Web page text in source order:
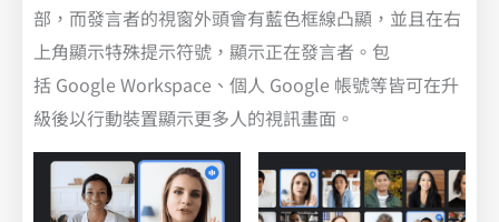
部，而發言者的視窗外頭會有藍色框線凸顯，並且在右
上角顯示特殊提示符號，顯示正在發言者。包
括 Google Workspace、個人 Google 帳號等皆可在升
級後以行動裝置顯示更多人的視訊畫面。